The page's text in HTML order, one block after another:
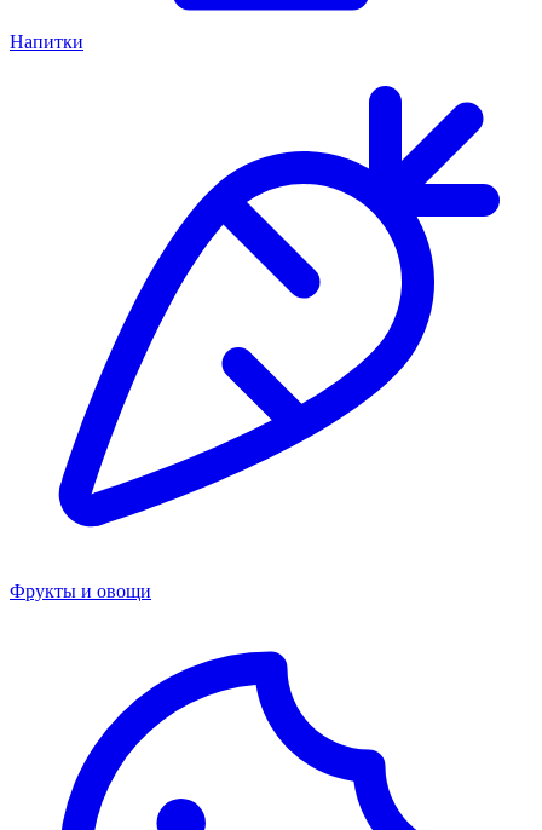
Напитки
Фрукты и овощи